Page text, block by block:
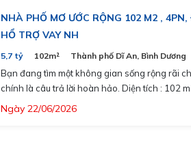
NHÀ PHỐ MƠ ƯỚC RỘNG 102 M2 ,
HỔ TRỢ VAY NH
5,7 tỷ 102m² Thành phố Dĩ An, Bình Dương
Bạn đang tìm một không gian sống rộng rãi
chính là câu trả lời hoàn hảo. Diện tích : 102 m2, không gian cực kỳ thoáng đãng. Thiết
kế : 4 phòng ngủ rộng rãi, thiết kế hiện đại, tối ưu công năng. Vị
Ngày 22/06/2026